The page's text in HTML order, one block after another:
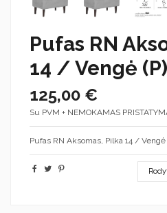
Pufas RN
14 / Vengė (P)
125,00 €
Su PVM + NEMOKAMAS
Pufas RN Aksomas, Pilka 14 / Vengė